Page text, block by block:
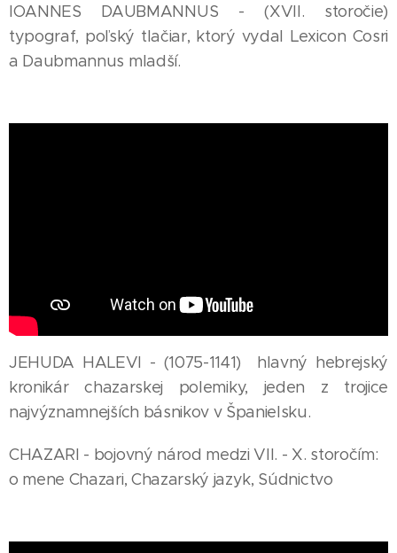
IOANNES DAUBMANNUS - (XVII. storočie)
typograf, poľský tlačiar, ktorý vydal Lexicon Cosri
a Daubmannus mladší.
JEHUDA HALEVI - (1075-1141) hlavný hebrejský
kronikár chazarskej polemiky, jeden z trojice
najvýznamnejších básnikov v Španielsku.
CHAZARI - bojovný národ medzi VII. - X. storočím:
o mene Chazari, Chazarský jazyk, Súdnictvo